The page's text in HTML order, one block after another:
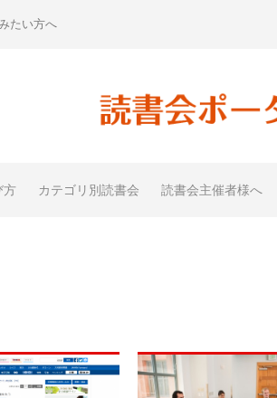
たい方へ
方 カテゴリ別読書会 読書会主催者様へ